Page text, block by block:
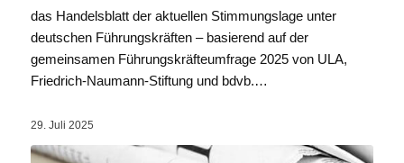
das Handelsblatt der aktuellen Stimmungslage unter
deutschen Führungskräften – basierend auf der
gemeinsamen Führungskräfteumfrage 2025 von ULA,
Friedrich-Naumann-Stiftung und bdvb.…
29. Juli 2025